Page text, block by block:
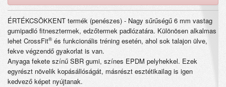
ÉRTÉKCSÖKKENT termék (penészes) - Nagy sűrűségű 6 mm vastag
gumipadló fitnesztermek, edzőtermek padlózatára. Különösen alkalmas
lehet CrossFit® és funkcionális tréning esetén, ahol sok talajon ülve,
fekve végzendő gyakorlat is van.
Anyaga fekete színű SBR gumi, színes EPDM pelyhekkel. Ezek
egyrészt növelik kopásállóságát, másrészt esztétikailag is igen
kedvező képet nyújtanak.